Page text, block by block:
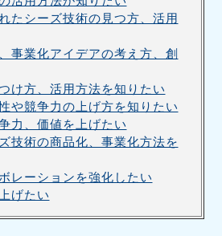
たシーズ技術の見つ方、活用
事業化アイデアの考え方、創
け方、活用方法を知りたい
や競争力の上げ方を知りたい
力、価値を上げたい
技術の商品化、事業化方法を
レーションを強化したい
げたい